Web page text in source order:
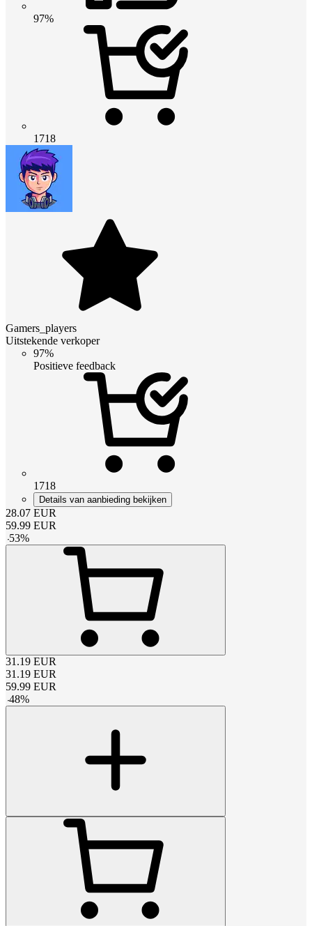
97%
1718
Gamers_players
Uitstekende verkoper
97%
Positieve feedback
1718
Details van aanbieding bekijken
28.07 EUR
59.99 EUR
-53%
31.19 EUR
31.19 EUR
59.99 EUR
-48%